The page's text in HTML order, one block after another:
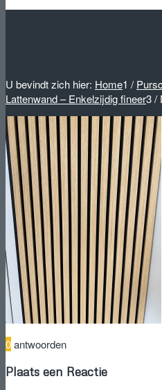
U bevindt zich hier: Home1 /
Lattenwand – Enkelzijdig fineer3/
0antwoorden
Plaats een Reactie